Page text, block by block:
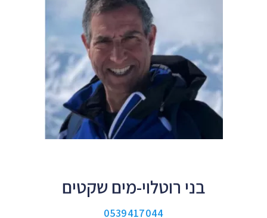
בני רוטלוי-מים שקטים
0539417044